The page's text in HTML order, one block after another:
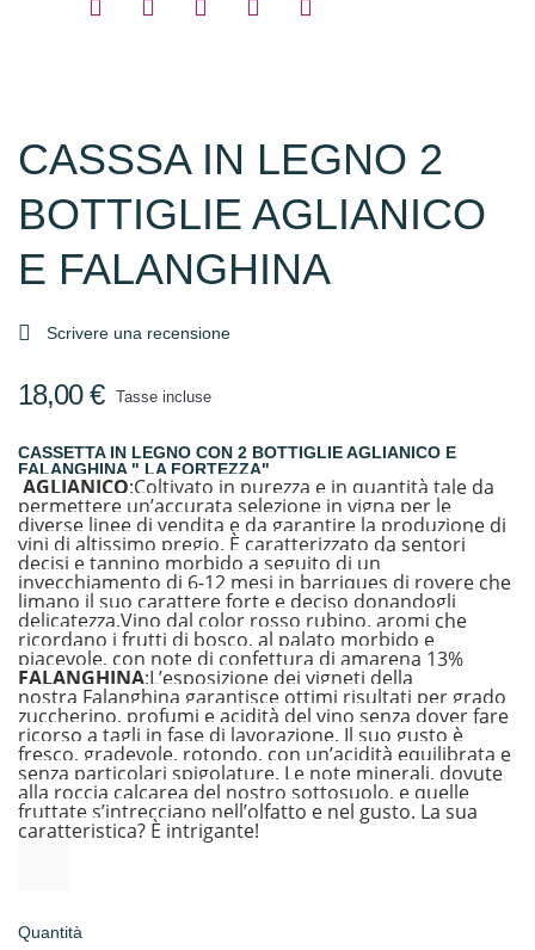
CASSSA IN LEGNO 2
BOTTIGLIE AGLIANICO
E FALANGHINA
 Scrivere una recensione
18,00 € Tasse incluse
CASSETTA IN LEGNO CON 2 BOTTIGLIE AGLIANICO E
FALANGHINA " LA FORTEZZA"
AGLIANICO:Coltivato in purezza e in quantità tale da
permettere un’accurata selezione in vigna per le
diverse linee di vendita e da garantire la produzione di
vini di altissimo pregio. È caratterizzato da sentori
decisi e tannino morbido a seguito di un
invecchiamento di 6-12 mesi in barriques di rovere che
limano il suo carattere forte e deciso donandogli
delicatezza.Vino dal color rosso rubino, aromi che
ricordano i frutti di bosco, al palato morbido e
piacevole, con note di confettura di amarena 13%
FALANGHINA:L’esposizione dei vigneti della
nostra Falanghina garantisce ottimi risultati per grado
zuccherino, profumi e acidità del vino senza dover fare
ricorso a tagli in fase di lavorazione. Il suo gusto è
fresco, gradevole, rotondo, con un’acidità equilibrata e
senza particolari spigolature. Le note minerali, dovute
alla roccia calcarea del nostro sottosuolo, e quelle
fruttates’intrecciano nell’olfatto e nel gusto. La sua
caratteristica? È intrigante!
Quantità